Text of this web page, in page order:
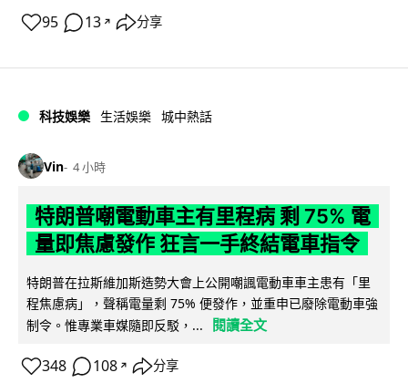
95 13 ↗ 分享
科技娛樂 生活娛樂 城中熱話
Vin 4 小時
特朗普嘲電動車主有里程病 剩 75% 電
量即焦慮發作 狂言一手終結電車指令
特朗普在拉斯維加斯造勢大會上公開嘲諷電動車車主患有「里
程焦慮病」，聲稱電量剩 75% 便發作，並重申已廢除電動車強
制令。惟專業車媒隨即反駁，...
閱讀全文
348 108 ↗ 分享